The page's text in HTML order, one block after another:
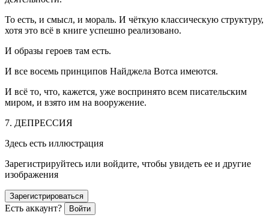
То есть, и смысл, и мораль. И чёткую классическую структуру,
хотя это всё в книге успешно реализовано.
И образы героев там есть.
И все восемь принципов Найджела Вотса имеются.
И всё то, что, кажется, уже воспринято всем писательским
миром, и взято им на вооружение.
7. ДЕПРЕССИЯ
Здесь есть иллюстрация
Зарегистрируйтесь или войдите, чтобы увидеть ее и другие
изображения
Зарегистрироваться
Есть аккаунт? Войти